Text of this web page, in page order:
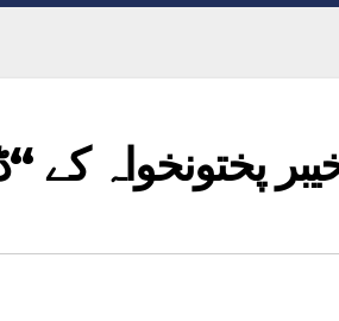
پختونخواہ کے